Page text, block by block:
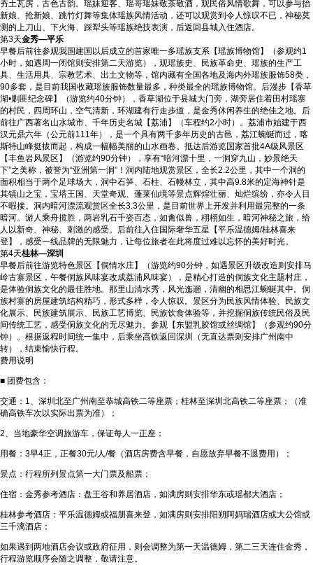
夯土瓦房，古色古韵。瑶妹迎客、瑶哥瑶妹敬茶敬酒，观民俗风情歌舞，可以参与抬
新娘、抢新娘、跳竹灯舞等集体瑶族风情活动，还可以观赏到令人惊叹不已，神秘莫
测的上刀山、下火海、踩犁头等瑶族绝技表演，后返回县城入住酒店。
第3天金秀—平乐
早餐后前往参观我国建国以后成立的首家唯一多瑶族支系【瑶族博物馆】（参观约1
小时，如遇周一闭馆则安排第二天游览），观瑶族史、民族革命史、瑶族的生产工
具、生活用具、宗教艺术、出土文物等，馆内藏有全国各地及海内外瑶族服饰58类，
90多套，是目前我国收藏瑶族服饰数量最多，种类最全的瑶族博物馆。后漫步【香草
湖•剿匪纪念碑】（游览约40分钟），香草湖位于县城大门旁，湖旁居住着田村瑶寨
的村民，四周环山，空气清新，环湖建有行走步道，是金秀休闲养生的绝佳之地。后
前往广西著名山水城市、千年历史名城【荔浦】（车程约2小时）。荔浦市始建于西
汉元鼎六年（公元前111年），是一个具有两千多年历史的古邑，荔江蜿蜒而过，喀
斯特山峰挺拔而起，构成一幅幅美丽的山水画卷。抵达后游览国家首批4A级风景区
【丰鱼岩风景区】（游览约90分钟），享有“暗河漂十里，一洞穿九山，妙景绝天
下”之美称，被誉为“亚洲第一洞”！洞内陆地观赏景区，全长2.2公里，其中一个洞的
面积相当于两个足球场大，洞中石笋、石柱、石幔林立，其中高9.8米的定海神针是
其镇山之宝，宝塔王国、天堂奇观、蓬莱仙境等景点辉煌壮丽、灿烂缤纷，亦令人目
不暇接。洞内暗河漂流观赏区全长3.3公里，是目前世界上开发并利用最完整的一条
暗河。游人乘舟揽胜，两岩乳石千姿百态，如禽似兽，栩栩如生，暗河神秘之旅，给
人以新奇、神秘、刺激的感受。后前往入住国际奢华五星【平乐温德姆/桂林喜来
登】，感受一线品牌的无限魅力，让每位旅者在此将度过难以忘怀的美好时光。
第4天桂林—深圳
早餐后前往游览特色景区【侗情水庄】（游览约90分钟，如遇景区升级改造则安排马
岭古寨景区，午餐侗族风味宴改成荔浦风味宴），是精心打造的侗族文化主题村庄，
是体验侗族文化的最佳胜地。那里山清水秀，风光迤逦，清幽的相思江蜿蜒其中。侗
族村寨的房屋建筑结构精巧，形式多样，令人惊叹。景区分为民族风情体验、民族文
化展示、民族建筑展示、民族工艺博览、民族饮食体验等，并挖掘侗族传统民俗及民
间传统工艺，感受侗族文化的无尽魅力。参观【东盟乳胶馆或丝绸馆】（参观约90分
钟）。根据返程时间统一集中，后乘坐高铁返回深圳（无直达票则安排广州南中
转），结束愉快行程。
费用说明
■ 团费包含：
交通：1、深圳北至广州南至恭城高铁二等座票；桂林至深圳北高铁二等座票；（准
确高铁车次以实际出票为准）；
2、当地豪华空调旅游车，保证每人一正座；
用餐：3早4正，正餐30元/人/餐（酒店房费含早餐，自愿放弃早餐不退费用）；
景点：行程所列景点第一大门票及船票；
住宿：金秀参考酒店：盘王谷和养居酒店，如满房则安排华东或瑶都大酒店；
桂林参考酒店：平乐温德姆或福朋喜来登，如满房则安排阳朔阿妈瑞酒店或大公馆或
三千漓酒店；
如果遇到两地酒店会议或政府征用，则会调整为第一天温德姆，第二三天连住金秀，
行程游览顺序会随之调整，敬请注意。